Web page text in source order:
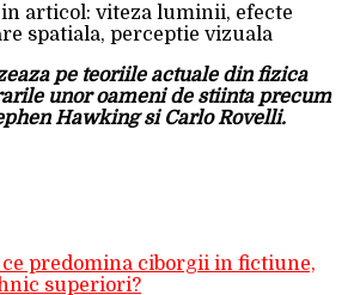
in articol: viteza luminii, efecte
spatiala, perceptie vizuala
pe teoriile actuale din fizica
unor oameni de stiinta precum
Hawking si Carlo Rovelli.
ce predomina ciborgii in fictiune,
superiori?